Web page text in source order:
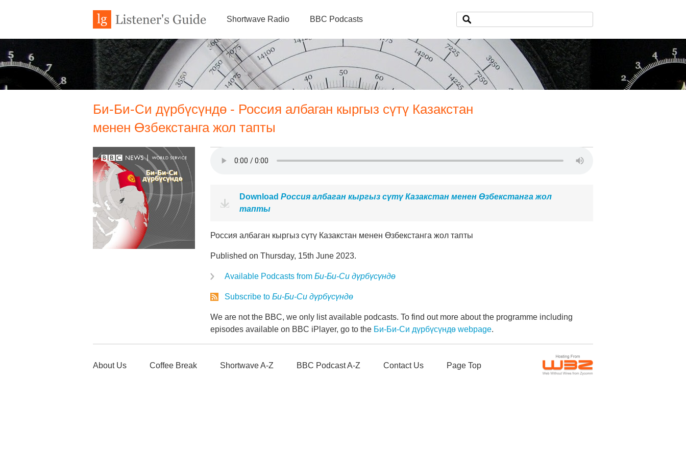
Shortwave Radio BBC Podcasts
Би-Би-Си дүрбүсүндө - Россия албаган кыргыз сүтү Казакстан
менен Өзбекстанга жол тапты
Download Россия албаган кыргыз сүтү Казакстан менен Өзбекстанга жол
тапты
Россия албаган кыргыз сүтү Казакстан менен Өзбекстанга жол тапты
Published on Thursday, 15th June 2023.
Available Podcasts from Би-Би-Си дүрбүсүндө
Subscribe to Би-Би-Си дүрбүсүндө
We are not the BBC, we only list available podcasts. To find out more about the programme including
episodes available on BBC iPlayer, go to the Би-Би-Си дүрбүсүндө webpage.
About Us Coffee Break Shortwave A-Z BBC Podcast A-Z Contact Us Page Top